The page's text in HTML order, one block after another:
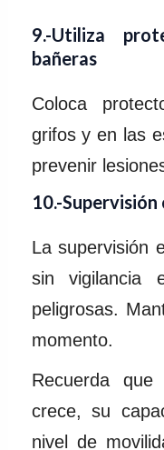
9.-Utiliza
bañeras
Coloca
grifos y en las
prevenir
10.-
La supervisión
sin vigilancia
peligrosas.
momento.
Recuerda
crece, su
nivel de